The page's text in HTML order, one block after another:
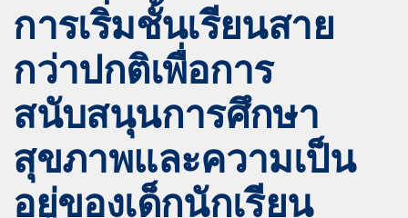
การเริ่มชั้นเรียนสาย
กว่าปกติเพื่อการ
สนับสนุนการศึกษา
สุขภาพและความเป็น
อยู่ของเด็กนักเรียน